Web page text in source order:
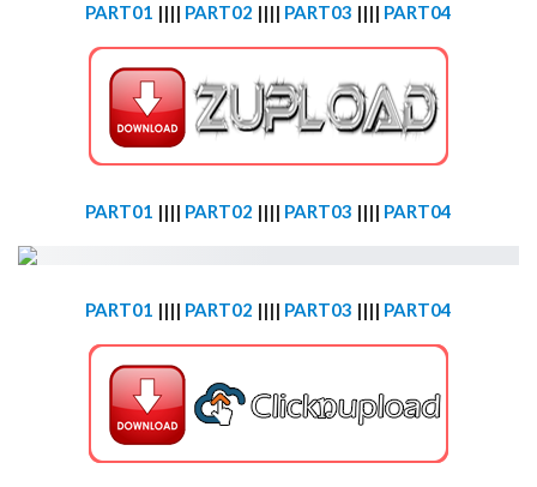
PART01 |||| PART02 |||| PART03 |||| PART04
PART01 |||| PART02 |||| PART03 |||| PART04
PART01 |||| PART02 |||| PART03 |||| PART04